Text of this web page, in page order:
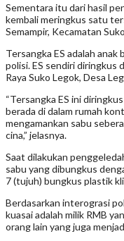
Sementara itu dari hasil
kembali meringkus satu
Semampir, Kecamatan
Tersangka ES adalah anak
polisi. ES sendiri diringkus
Raya Suko Legok, Desa
“Tersangka ES ini
berada di dalam rumah
mengamankan sabu
cina,” jelasnya.
Saat dilakukan
sabu yang dibungkus
7 (tujuh) bungkus plastik
Berdasarkan interograsi
kuasai adalah milik RMB
orang lain yang juga